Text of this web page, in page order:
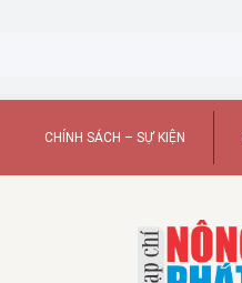
CHÍNH SÁCH – SỰ KIỆN